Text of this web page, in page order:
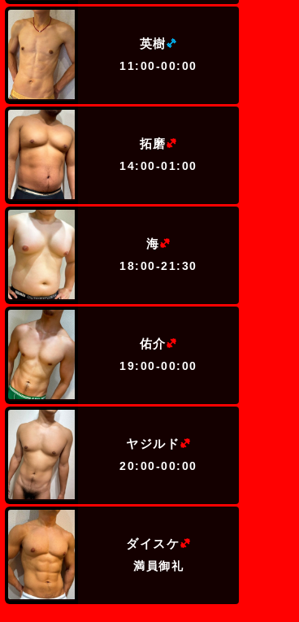
英樹
11:00-00:00
拓磨
14:00-01:00
海
18:00-21:30
佑介
19:00-00:00
ヤジルド
20:00-00:00
ダイスケ
満員御礼